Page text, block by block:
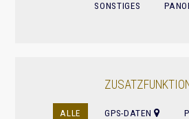
SONSTIGES
ALLE GPS-DATEN